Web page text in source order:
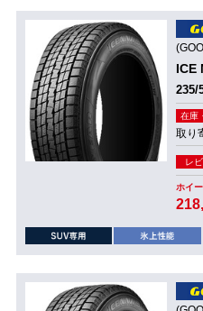
ICE
235/
在庫
取り
レ
ホイ